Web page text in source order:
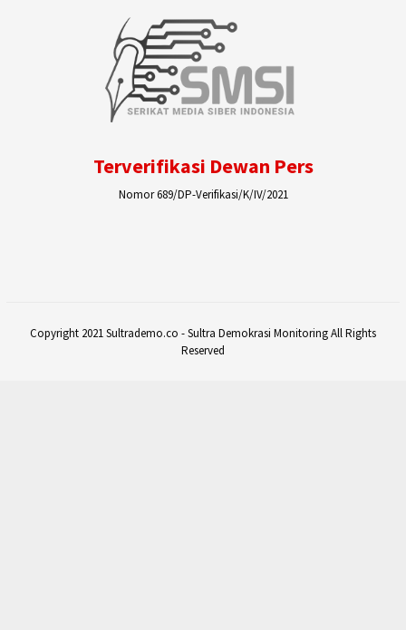
Terverifikasi Dewan Pers
Nomor 689/DP-Verifikasi/K/IV/2021
Copyright 2021 Sultrademo.co - Sultra Demokrasi Monitoring All Rights
Reserved